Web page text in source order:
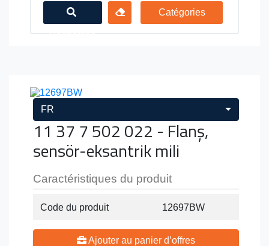
Catégories
FR
11 37 7 502 022 - Flanş,
sensör-eksantrik mili
Caractéristiques du produit
Code du produit 12697BW
Ajouter au panier d’offres